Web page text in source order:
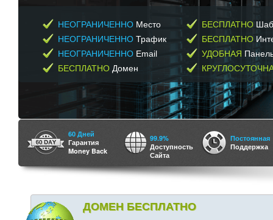
НЕОГРАНИЧЕННО Место
НЕОГРАНИЧЕННО Трафик
НЕОГРАНИЧЕННО Email
БЕСПЛАТНО Домен
БЕСПЛАТНО
БЕСПЛАТНО
УДОБНАЯ
60 Дней
Гарантия
Money Back
99.9%
Доступность
Сайта
Постоянная
Поддержка
ДОМЕН БЕСПЛАТНО